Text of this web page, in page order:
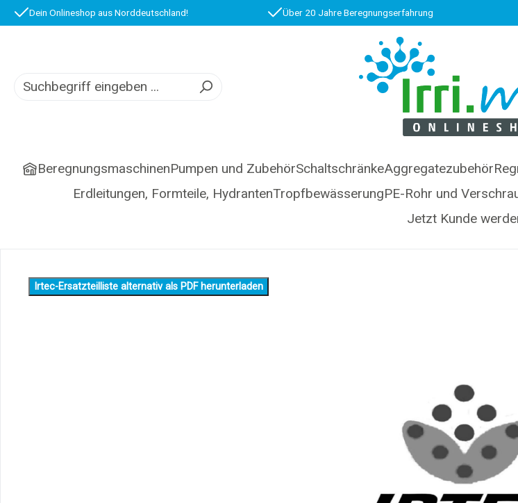
Zur Hauptnavigation springen
Dein Onlineshop aus Norddeutschland! Über 20 Jahre Beregnungserfahrung
BeregnungsmaschinenPumpen und ZubehörSchaltschränkeAggregatezubehör
Erdleitungen, Formteile, HydrantenTropfbewässerungPE-Rohr und
Jetzt Kunde
Irtec-Ersatzteilliste alternativ als PDF herunterladen